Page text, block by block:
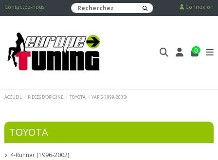
Contactez-nous Connexion
0
ACCUEIL PIECES D'ORIGINE TOYOTA YARIS (1999-2003)
TOYOTA
4-Runner (1996-2002)